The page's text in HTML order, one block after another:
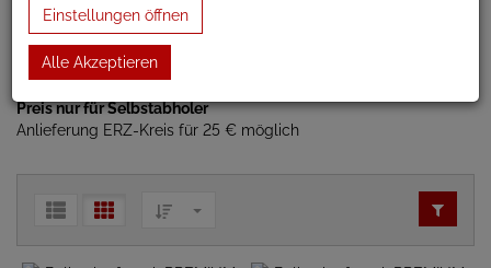
2 Stk. Solarmodul Jolywood
Glas Glas Module Full Black
1 Stk. Micro Wechselrichter
EZ1-M 800/600W mit WIFI
Preis nur für Selbstabholer
Anlieferung ERZ-Kreis für 25 € möglich
Einstellungen öffnen
Alle Akzeptieren